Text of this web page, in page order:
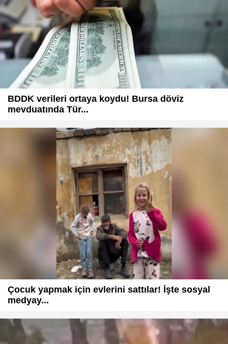
BDDK verileri ortaya koydu! Bursa döviz
mevduatında Tür...
Çocuk yapmak için evlerini sattılar! İşte sosyal
medyay...